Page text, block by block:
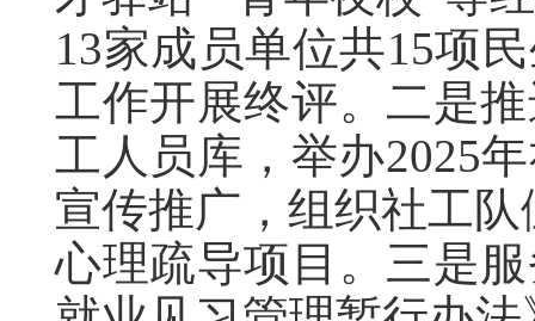
13家成员单位共15项
工作开展终评。二是
工人员库，举办2025
宣传推广，组织社工
心理疏导项目。三是